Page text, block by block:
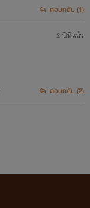
ตอบกลับ (1)
2 ปีที่แล้ว
ตอบกลับ (2)